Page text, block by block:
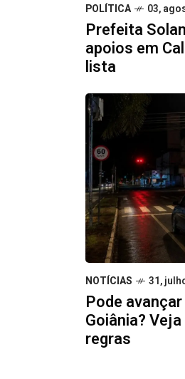
POLÍTICA 03,
Prefeita
apoios em
lista
NOTÍCIAS 31,
Pode
Goiânia?
regras